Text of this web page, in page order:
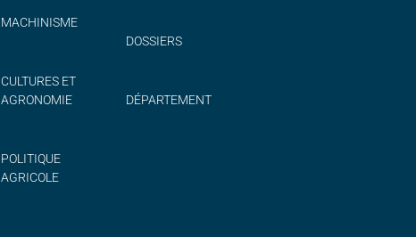
MACHINISME
CULTURES ET
AGRONOMIE
POLITIQUE
AGRICOLE
DOSSIERS
DÉPARTEMENT